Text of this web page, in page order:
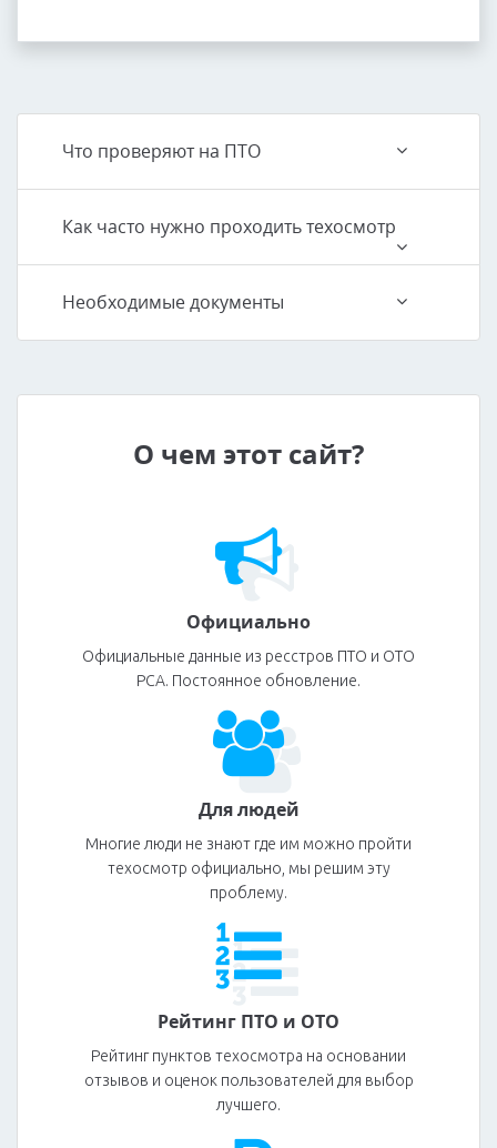
Что проверяют на ПТО
Как часто нужно проходить техосмотр
Необходимые документы
О чем этот сайт?
Официально
Официальные данные из ресстров ПТО и ОТО
РСА. Постоянное обновление.
Для людей
Многие люди не знают где им можно пройти
техосмотр официально, мы решим эту
проблему.
Рейтинг ПТО и ОТО
Рейтинг пунктов техосмотра на основании
отзывов и оценок пользователей для выбор
лучшего.